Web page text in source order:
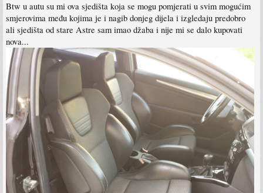
Btw u autu su mi ova sjedišta koja se mogu pomjerati u svim mogućim
smjerovima među kojima je i nagib donjeg dijela i izgledaju predobro
ali sjedišta od stare Astre sam imao džaba i nije mi se dalo kupovati
nova...